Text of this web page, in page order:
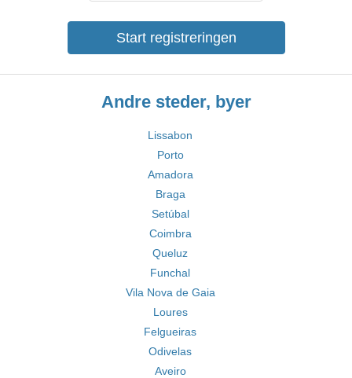
Start registreringen
Andre steder, byer
Lissabon
Porto
Amadora
Braga
Setúbal
Coimbra
Queluz
Funchal
Vila Nova de Gaia
Loures
Felgueiras
Odivelas
Aveiro